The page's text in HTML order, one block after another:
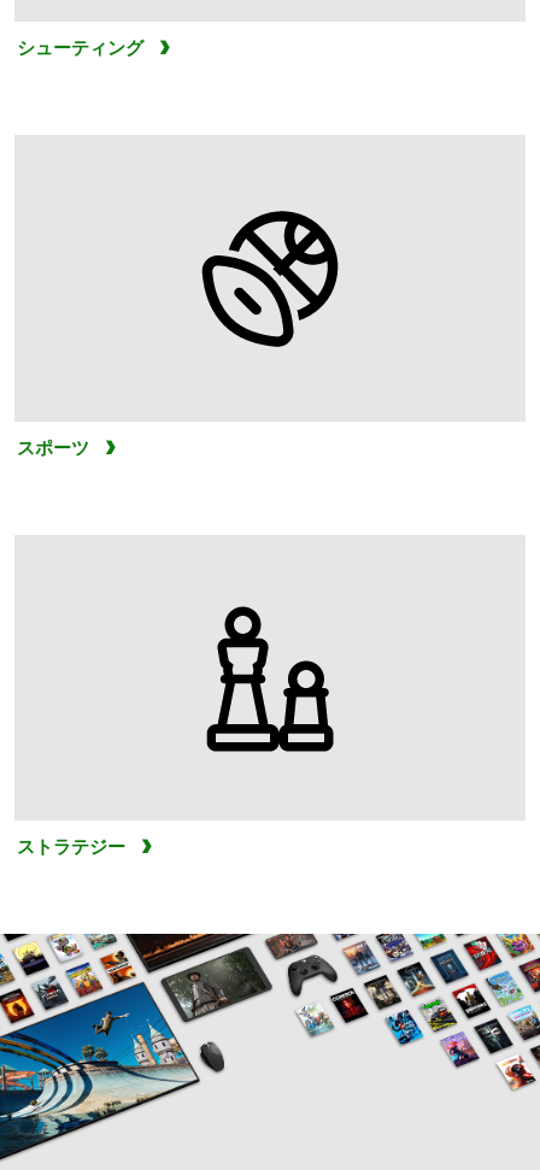
シューティング
スポーツ
ストラテジー